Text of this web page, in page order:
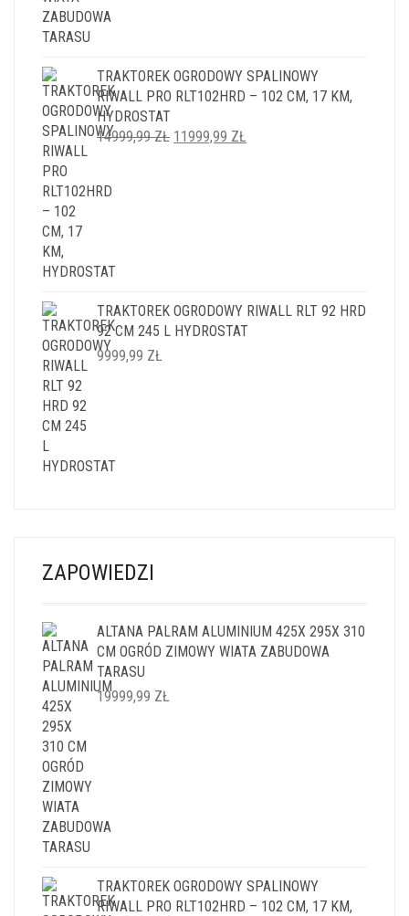
TRAKTOREK OGRODOWY SPALINOWY
RIWALL PRO RLT102HRD – 102 CM, 17 KM,
HYDROSTAT
14999,99ZŁ PIERWOTNA
11999,99 ZŁ
TRAKTOREK OGRODOWY RIWALL RLT 92 HRD
92 CM 245 L HYDROSTAT
9999,99 ZŁ
ZAPOWIEDZI
ALTANA PALRAM ALUMINIUM 425X 295X 310
CM OGRÓD ZIMOWY WIATA ZABUDOWA
TARASU
19999,99 ZŁ
TRAKTOREK OGRODOWY SPALINOWY
RIWALL PRO RLT102HRD – 102 CM, 17 KM,